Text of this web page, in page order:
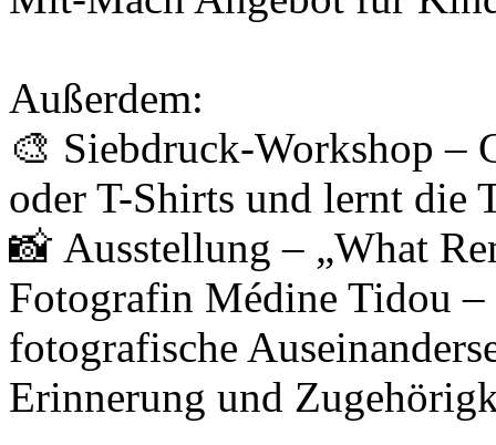
Außerdem:
🎨 Siebdruck-Workshop –
oder T-Shirts und lernt die
📸 Ausstellung – „What
Fotografin Médine Tidou
fotografische
Erinnerung und